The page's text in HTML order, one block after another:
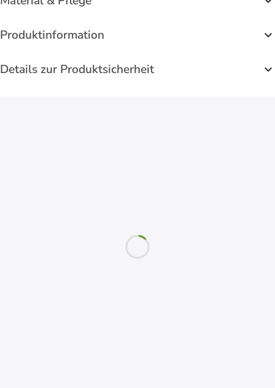
Produktinformation
Details zur Produktsicherheit